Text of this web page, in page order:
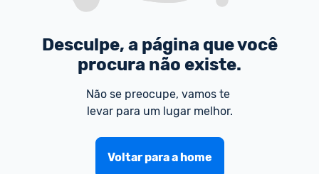
Desculpe, a página que você
procura não existe.
Não se preocupe, vamos te
levar para um lugar melhor.
Voltar para a home